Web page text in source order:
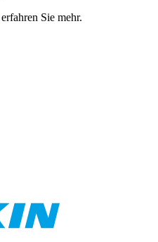
erfahren Sie mehr.